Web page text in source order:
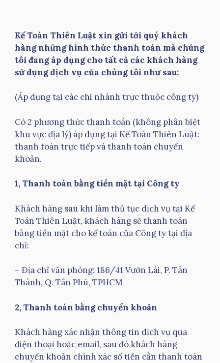
Kế Toán Thiên Luật xin gửi tới quý khách
hàng những hình thức thanh toán mà chúng
tôi đang áp dụng cho tất cả các khách hàng
sử dụng dịch vụ của chúng tôi như sau:
(Áp dụng tại các chi nhánh trực thuộc công ty)
Có 2 phương thức thanh toán (không phân biệt
khu vực địa lý) áp dụng tại Kế Toán Thiên Luật:
thanh toán trực tiếp và thanh toán chuyển
khoản.
1, Thanh toán bằng tiền mặt tại Công ty
Khách hàng sau khi làm thủ tục dịch vụ tại Kế
Toán Thiên Luật, khách hàng sẽ thanh toán
bằng tiền mặt cho kế toán của Công ty tại địa
chỉ:
– Địa chỉ văn phòng: 186/41 Vườn Lài, P. Tân
Thành, Q. Tân Phú, TPHCM
2, Thanh toán bằng chuyển khoản
Khách hàng xác nhận thông tin dịch vụ qua
điện thoại hoặc email, sau đó khách hàng
chuyển khoản chính xác số tiền cần thanh toán